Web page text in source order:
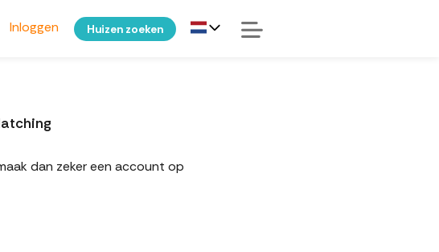
Inloggen Huizen zoeken
dan zeker een account op